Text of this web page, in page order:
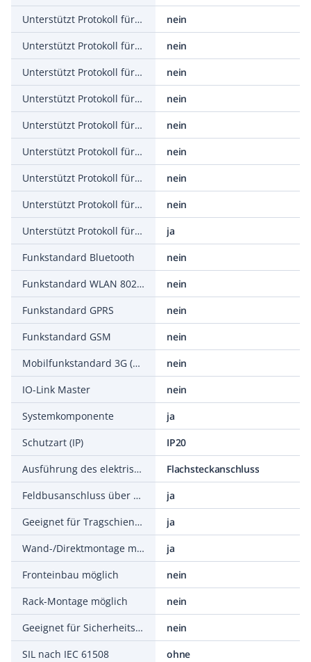
Unterstützt Protokoll für SERCOS
nein
Unterstützt Protokoll für Foundation Fieldbus
nein
Unterstützt Protokoll für EtherNet/IP
nein
Unterstützt Protokoll für AS-Interface Safety at Work
nein
Unterstützt Protokoll für DeviceNet Safety
nein
Unterstützt Protokoll für INTERBUS-Safety
nein
Unterstützt Protokoll für PROFIsafe
nein
Unterstützt Protokoll für SafetyBUS p
nein
Unterstützt Protokoll für sonstige Bussysteme
ja
Funkstandard Bluetooth
nein
Funkstandard WLAN 802.11
nein
Funkstandard GPRS
nein
Funkstandard GSM
nein
Mobilfunkstandard 3G (UMTS)
nein
IO-Link Master
nein
Systemkomponente
ja
Schutzart (IP)
IP20
Ausführung des elektrischen Anschlusses
Flachsteckanschluss
Feldbusanschluss über seperaten Buskoppler möglich
ja
Geeignet für Tragschienenmontage
ja
Wand-/Direktmontage möglich
ja
Fronteinbau möglich
nein
Rack-Montage möglich
nein
Geeignet für Sicherheitsfunktionen
nein
SIL nach IEC 61508
ohne